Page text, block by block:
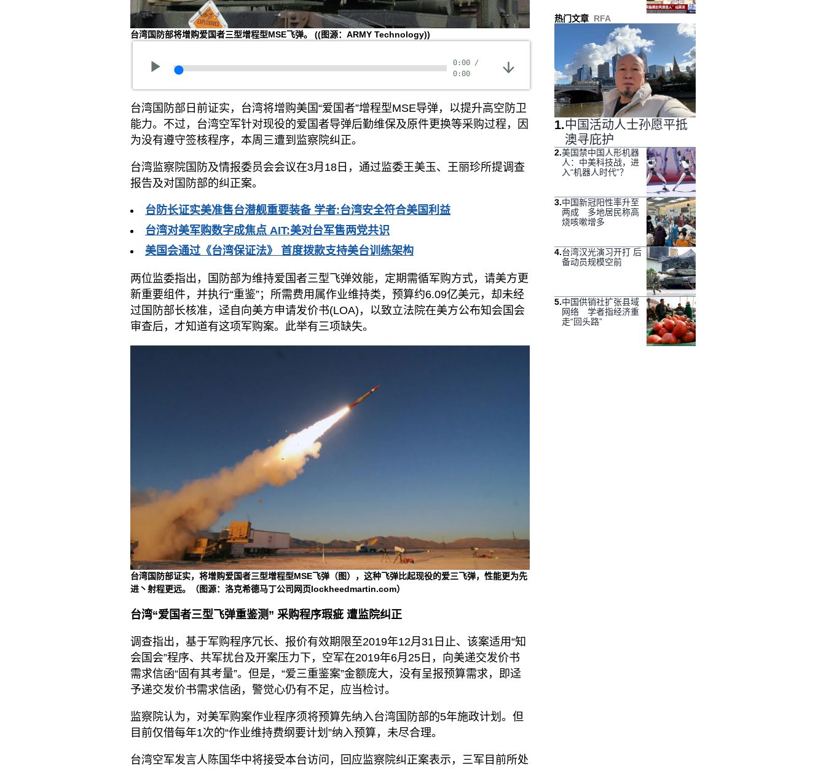
台湾国防部将增购爱国者三型增程型MSE飞弹。 ((图源：ARMY Technology))
0:00 /
0:00
台湾国防部日前证实，台湾将增购美国“爱国者”增程型MSE导弹，以提升高空防卫
能力。不过，台湾空军针对现役的爱国者导弹后勤维保及原件更换等采购过程，因
为没有遵守签核程序，本周三遭到监察院纠正。
台湾监察院国防及情报委员会会议在3月18日，通过监委王美玉、王丽珍所提调查
报告及对国防部的纠正案。
台防长证实美准售台潜舰重要装备 学者:台湾安全符合美国利益
台湾对美军购数字成焦点 AIT:美对台军售两党共识
美国会通过《台湾保证法》 首度拨款支持美台训练架构
两位监委指出，国防部为维持爱国者三型飞弹效能，定期需循军购方式，请美方更
新重要组件，并执行“重鉴”；所需费用属作业维持类，预算约6.09亿美元，却未经
过国防部长核准，迳自向美方申请发价书(LOA)，以致立法院在美方公布知会国会
审查后，才知道有这项军购案。此举有三项缺失。
台湾国防部证实，将增购爱国者三型增程型MSE飞弹（图），这种飞弹比起现役的爱三飞弹，性能更为先
进丶射程更远。（图源：洛克希德马丁公司网页lockheedmartin.com）
台湾“爱国者三型飞弹重鉴测” 采购程序瑕疵 遭监院纠正
调查指出，基于军购程序冗长、报价有效期限至2019年12月31日止、该案适用“知
会国会”程序、共军扰台及开案压力下，空军在2019年6月25日，向美递交发价书
需求信函“固有其考量”。但是，“爱三重鉴案”金额庞大，没有呈报预算需求，即迳
予递交发价书需求信函，警觉心仍有不足，应当检讨。
监察院认为，对美军购案作业程序须将预算先纳入台湾国防部的5年施政计划。但
目前仅借每年1次的“作业维持费纲要计划”纳入预算，未尽合理。
台湾空军发言人陈国华中将接受本台访问，回应监察院纠正案表示，三军目前所处
热门文章 RFA
1.中国活动人士孙愿平抵
澳寻庇护
2.美国禁中国人形机器
人：中美科技战，进
入“机器人时代”？
3.中国新冠阳性率升至
两成 多地居民称高
烧咳嗽增多
4.台湾汉光演习开打 后
备动员规模空前
5.中国供销社扩张县域
网络 学者指经济重
走“回头路”